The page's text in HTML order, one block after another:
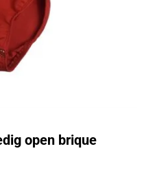
open brique